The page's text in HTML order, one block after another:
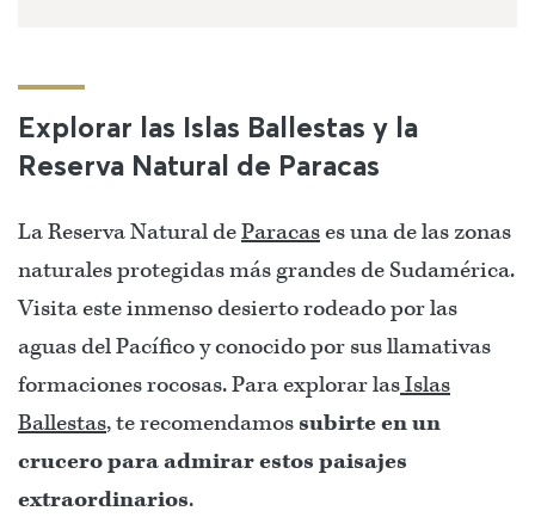
Explorar las Islas Ballestas y la
Reserva Natural de Paracas
La Reserva Natural deParacases una de las zonas
naturales protegidas más grandes de Sudamérica.
Visita este inmenso desierto rodeado por las
aguas del Pacífico y conocido por sus llamativas
formaciones rocosas. Para explorar lasIslas
Ballestas, te recomendamos subirte en un
crucero para admirar estos paisajes
extraordinarios.